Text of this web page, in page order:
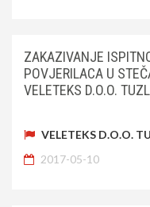
ZAKAZIVANJE
POVJERILACA U
VELETEKS D.O.O.
VELETEKS D.O.O.
2017-05-10